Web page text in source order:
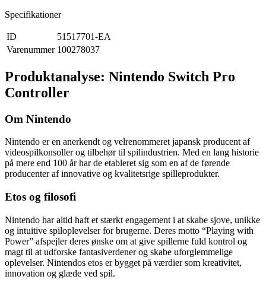
Specifikationer
ID
51517701-EA
Varenummer 100278037
Produktanalyse: Nintendo Switch Pro
Controller
Om Nintendo
Nintendo er en anerkendt og velrenommeret japansk producent af
videospilkonsoller og tilbehør til spilindustrien. Med en lang historie
på mere end 100 år har de etableret sig som en af ​​de førende
producenter af innovative og kvalitetsrige spilleprodukter.
Etos og filosofi
Nintendo har altid haft et stærkt engagement i at skabe sjove, unikke
og intuitive spiloplevelser for brugerne. Deres motto “Playing with
Power” afspejler deres ønske om at give spillerne fuld kontrol og
magt til at udforske fantasiverdener og skabe uforglemmelige
oplevelser. Nintendos etos er bygget på værdier som kreativitet,
innovation og glæde ved spil.